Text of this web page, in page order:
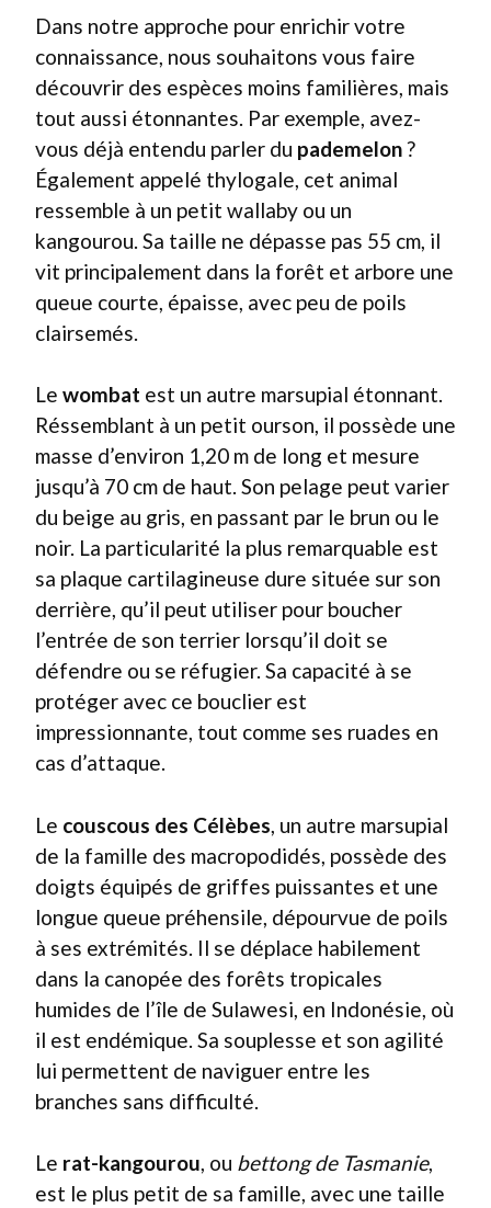
Dans notre approche pour enrichir votre
connaissance, nous souhaitons vous faire
découvrir des espèces moins familières, mais
tout aussi étonnantes. Par exemple, avez-
vous déjà entendu parler du pademelon?
Également appelé thylogale, cet animal
ressemble à un petit wallaby ou un
kangourou. Sa taille ne dépasse pas 55 cm, il
vit principalement dans la forêt et arbore une
queue courte, épaisse, avec peu de poils
clairsemés.
Le wombat est un autre marsupial étonnant.
Réssemblant à un petit ourson, il possède une
masse d’environ 1,20 m de long et mesure
jusqu’à 70 cm de haut. Son pelage peut varier
du beige au gris, en passant par le brun ou le
noir. La particularité la plus remarquable est
sa plaque cartilagineuse dure située sur son
derrière, qu’il peut utiliser pour boucher
l’entrée de son terrier lorsqu’il doit se
défendre ou se réfugier. Sa capacité à se
protéger avec ce bouclier est
impressionnante, tout comme ses ruades en
cas d’attaque.
Le couscous des Célèbes , un autre marsupial
de la famille des macropodidés, possède des
doigts équipés de griffes puissantes et une
longue queue préhensile, dépourvue de poils
à ses extrémités. Il se déplace habilement
dans la canopée des forêts tropicales
humides de l’île de Sulawesi, en Indonésie, où
il est endémique. Sa souplesse et son agilité
lui permettent de naviguer entre les
branches sans difficulté.
Le rat-kangourou, ou bettong de Tasmanie,
est le plus petit de sa famille, avec une taille